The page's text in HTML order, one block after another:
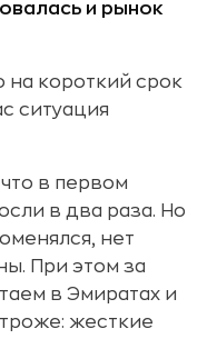
и рынок
на короткий срок
ситуация
в первом
в два раза. Но
нет
При этом за
в Эмиратах и
жесткие